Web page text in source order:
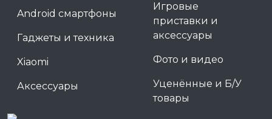
Android смартфоны
Гаджеты и техника
Xiaomi
Аксессуары
Игровые
приставки и
аксессуары
Фото и видео
Уценённые и Б/У
товары